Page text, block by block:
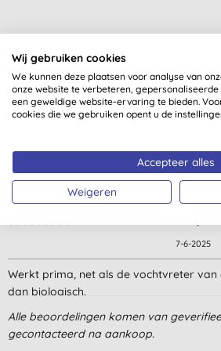
4,3van 5 ( 11
Goed product, het ontrekt heel wat
klontert het bijeen en dan moet je het
het kopen want het heeft veel meer
ik heb geen evenwaardig alternatief.
7-6-2025
Werkt prima, net als de vochtvreter
dan biologisch.
N. A.,
Alle beoordelingen komen van
gecontacteerd na aankoop.
Wij gebruiken cookies
We kunnen deze plaatsen voor analyse van
onze website te verbeteren,
een geweldige website-ervaring te bieden.
cookies die we gebruiken opent u de
Accepteer alles
Weigeren